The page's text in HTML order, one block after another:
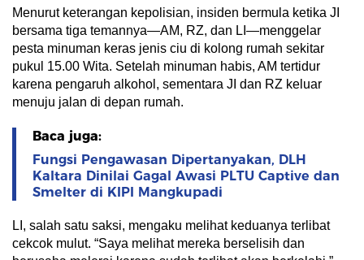
Menurut keterangan kepolisian, insiden bermula ketika JI
bersama tiga temannya—AM, RZ, dan LI—menggelar
pesta minuman keras jenis ciu di kolong rumah sekitar
pukul 15.00 Wita. Setelah minuman habis, AM tertidur
karena pengaruh alkohol, sementara JI dan RZ keluar
menuju jalan di depan rumah.
Baca juga:
Fungsi Pengawasan Dipertanyakan, DLH
Kaltara Dinilai Gagal Awasi PLTU Captive dan
Smelter di KIPI Mangkupadi
LI, salah satu saksi, mengaku melihat keduanya terlibat
cekcok mulut. “Saya melihat mereka berselisih dan